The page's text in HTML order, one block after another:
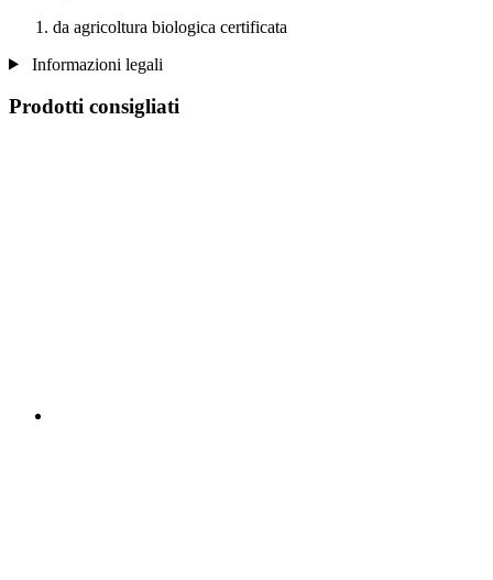
da agricoltura biologica certificata
Informazioni legali
Prodotti consigliati